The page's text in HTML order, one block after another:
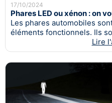
17/10/2024
Phares LED ou xénon : on
Les phares automobiles
éléments fonctionnels. Ils
Lire